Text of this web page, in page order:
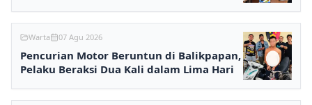
Warta 07 Agu 2026
Pencurian Motor Beruntun di Balikpapan,
Pelaku Beraksi Dua Kali dalam Lima Hari